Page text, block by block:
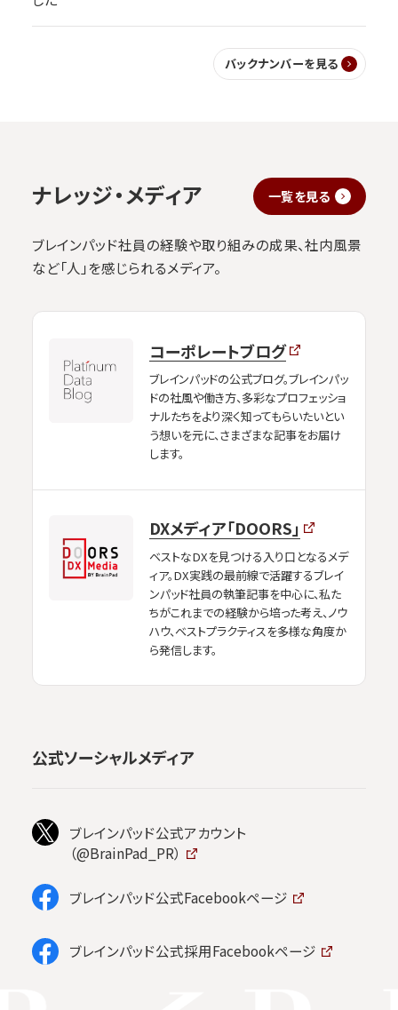
バックナンバーを見る
ナレッジ・メディア
ブレインパッド社員の経験や取り組みの成果、社内風景
など「人」を感じられるメディア。
一覧を見る
コーポレートブログ
ブレインパッドの公式ブログ。ブレインパッ
ドの社風や働き方、多彩なプロフェッショ
ナルたちをより深く知ってもらいたいとい
う想いを元に、さまざまな記事をお届け
します。
DXメディア「DOORS」
ベストなDXを見つける入り口となるメデ
ィア。DX実践の最前線で活躍するブレイ
ンパッド社員の執筆記事を中心に、私た
ちがこれまでの経験から培った考え、ノウ
ハウ、ベストプラクティスを多様な角度か
ら発信します。
公式ソーシャルメディア
ブレインパッド公式アカウント
（@BrainPad_PR）
ブレインパッド公式Facebookページ
ブレインパッド公式採用Facebookページ